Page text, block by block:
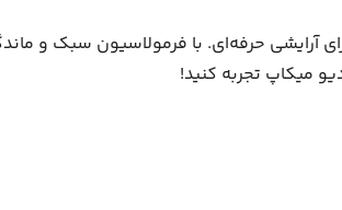
حرفه‌ای. با فرمولاسیون سبک و
میکاپ تجربه کنید!